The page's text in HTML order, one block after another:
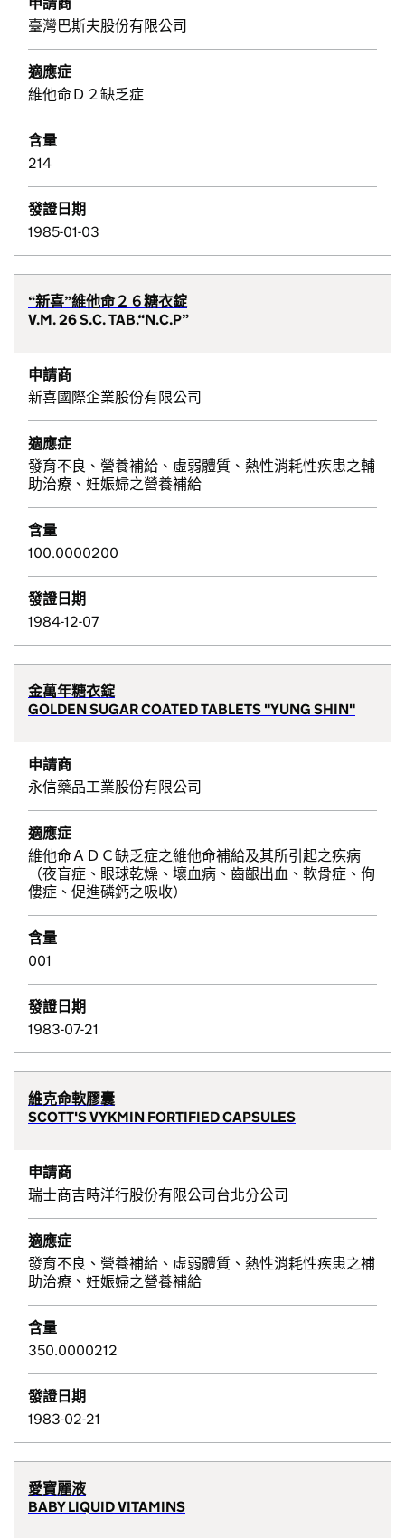
臺灣巴斯夫股份有限公司
適應症
維他命Ｄ２缺乏症
含量
214
發證日期
1985-01-03
“新喜”維他命２６糖衣錠
V.M. 26 S.C. TAB.“N.C.P”
申請商
新喜國際企業股份有限公司
適應症
發育不良、營養補給、虛弱體質、熱性消耗性疾患之輔
助治療、妊娠婦之營養補給
含量
100.0000200
發證日期
1984-12-07
金萬年糖衣錠
GOLDEN SUGAR COATED TABLETS "YUNG SHIN"
申請商
永信藥品工業股份有限公司
適應症
維他命ＡＤＣ缺乏症之維他命補給及其所引起之疾病
（夜盲症、眼球乾燥、壞血病、齒齦出血、軟骨症、佝
僂症、促進磷鈣之吸收）
含量
001
發證日期
1983-07-21
維克命軟膠囊
SCOTT'S VYKMIN FORTIFIED CAPSULES
申請商
瑞士商吉時洋行股份有限公司台北分公司
適應症
發育不良、營養補給、虛弱體質、熱性消耗性疾患之補
助治療、妊娠婦之營養補給
含量
350.0000212
發證日期
1983-02-21
愛寶麗液
BABY LIQUID VITAMINS